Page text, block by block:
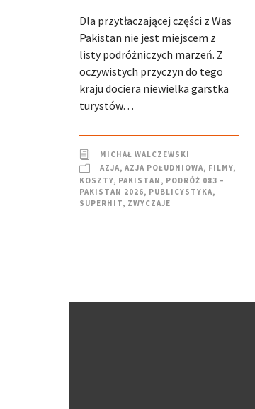
Dla przytłaczającej części z Was
Pakistan nie jest miejscem z
listy podróżniczych marzeń. Z
oczywistych przyczyn do tego
kraju dociera niewielka garstka
turystów…
MICHAŁ WALCZEWSKI
AZJA, AZJA POŁUDNIOWA, FILMY,
KOSZTY, PAKISTAN , PODRÓŻ 083 –
PAKISTAN 2026, PUBLICYSTYKA,
SUPERHIT, ZWYCZAJE